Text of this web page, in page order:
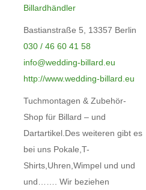
Billardhändler
Bastianstraße 5, 13357 Berlin
030 / 46 60 41 58
info@wedding-billard.eu
http://www.wedding-billard.eu
Tuchmontagen & Zubehör-
Shop für Billard – und
Dartartikel.Des weiteren gibt es
bei uns Pokale,T-
Shirts,Uhren,Wimpel und und
und……. Wir beziehen